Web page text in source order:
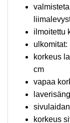
ilmoitettu
ulkomitat:
korkeus
cm
vapaa
korkeus